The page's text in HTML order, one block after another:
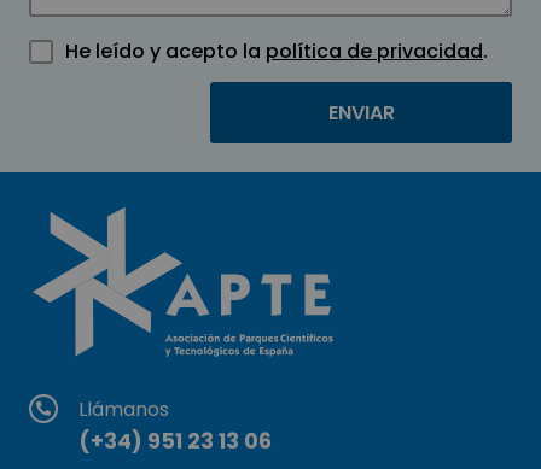
He leído y acepto la política de privacidad.
Llámanos
(+34) 951 23 13 06